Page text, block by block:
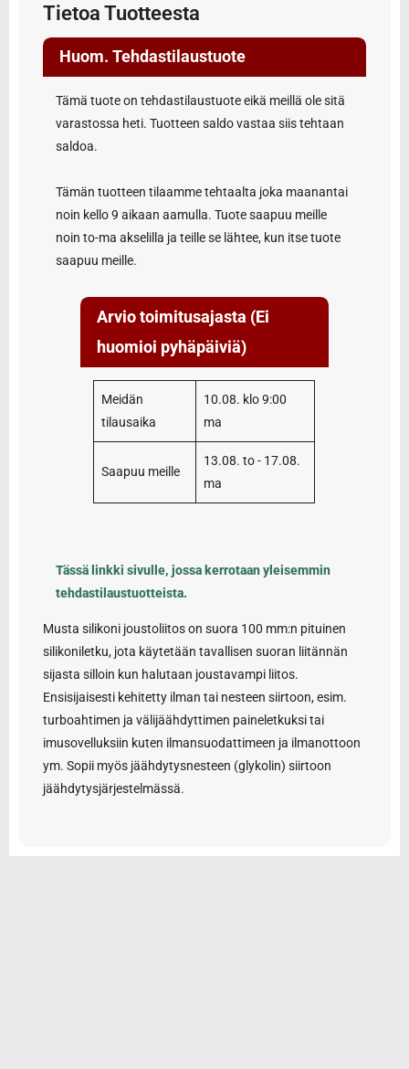
Tietoa Tuotteesta
Huom. Tehdastilaustuote
Tämä tuote on tehdastilaustuote eikä meillä ole sitä
varastossa heti. Tuotteen saldo vastaa siis tehtaan
saldoa.
Tämän tuotteen tilaamme tehtaalta joka maanantai
noin kello 9 aikaan aamulla. Tuote saapuu meille
noin to-ma akselilla ja teille se lähtee, kun itse tuote
saapuu meille.
Arvio toimitusajasta (Ei
huomioi pyhäpäiviä)
Meidän
tilausaika
10.08. klo 9:00
ma
Saapuu meille
13.08. to - 17.08.
ma
Tässä linkki sivulle, jossa kerrotaan yleisemmin
tehdastilaustuotteista.
Musta silikoni joustoliitos on suora 100 mm:n pituinen
silikoniletku, jota käytetään tavallisen suoran liitännän
sijasta silloin kun halutaan joustavampi liitos.
Ensisijaisesti kehitetty ilman tai nesteen siirtoon, esim.
turboahtimen ja välijäähdyttimen paineletkuksi tai
imusovelluksiin kuten ilmansuodattimeen ja ilmanottoon
ym. Sopii myös jäähdytysnesteen (glykolin) siirtoon
jäähdytysjärjestelmässä.